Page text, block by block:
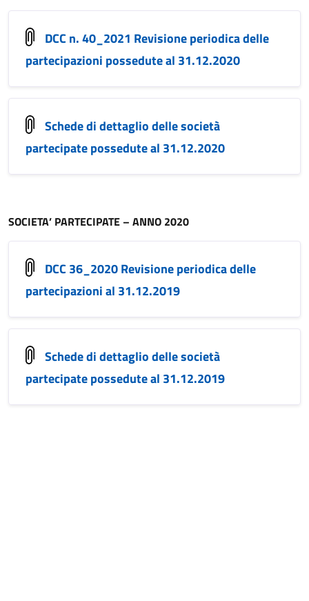
DCC n. 40_2021 Revisione periodica delle
partecipazioni possedute al 31.12.2020
Schede di dettaglio delle società
partecipate possedute al 31.12.2020
SOCIETA’ PARTECIPATE – ANNO 2020
DCC 36_2020 Revisione periodica delle
partecipazioni al 31.12.2019
Schede di dettaglio delle società
partecipate possedute al 31.12.2019